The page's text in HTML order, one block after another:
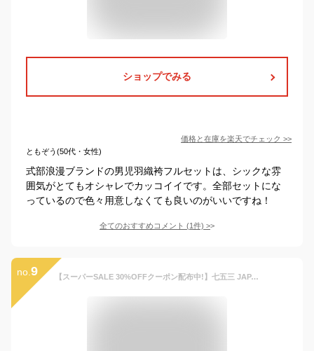
ショップでみる
価格と在庫を楽天でチェック >>
ともぞう(50代・女性)
式部浪漫ブランドの男児羽織袴フルセットは、シックな雰
囲気がとてもオシャレでカッコイイです。全部セットにな
っているので色々用意しなくても良いのがいいですね！
全てのおすすめコメント (1件) >
no. 9 【スーパーSALE 30%OFFクーポン配布中!】七五三 JAPAN STYLE 華徒然 九重 レンタル 選べる2サイズ 5タイプ【かんたん着付け】羽織袴 五歳 男児 アンサンブル セット【3歳 5歳 貸衣装 子供 男の子 着物セット】11点フルセット【往復送料無料】ジャパンスタイル 古典